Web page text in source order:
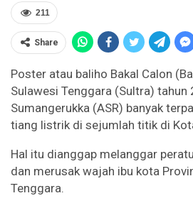
211
Share
Poster atau baliho Bakal Calon
Sulawesi Tenggara (Sultra) tahun
Sumangerukka (ASR) banyak
tiang listrik di sejumlah titik di
Hal itu dianggap melanggar
dan merusak wajah ibu kota
Tenggara.